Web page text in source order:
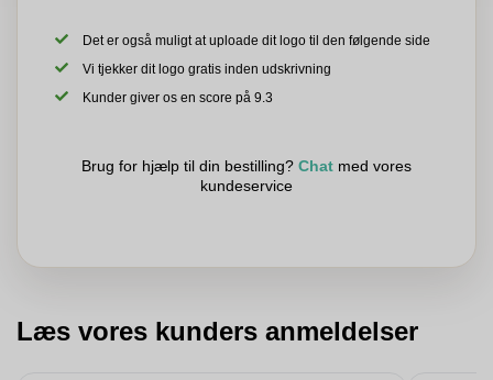
Det er også muligt at uploade dit logo til den følgende side
Vi tjekker dit logo gratis inden udskrivning
Kunder giver os en score på 9.3
Brug for hjælp til din bestilling? Chat med vores
kundeservice
Læs vores kunders anmeldelser